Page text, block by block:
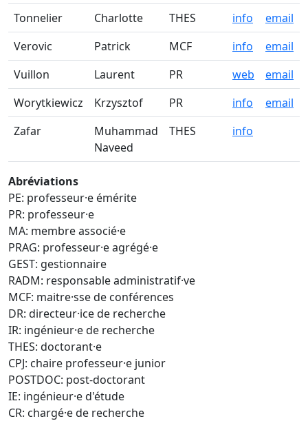
Tonnelier
Charlotte THES info email
Verovic
Patrick MCF info email
Vuillon
Laurent PR web email
Worytkiewicz
Krzysztof PR info email
Zafar
Muhammad
Naveed
THES info
Abréviations
PE: professeur·e émérite
PR: professeur·e
MA: membre associé·e
PRAG: professeur·e agrégé·e
GEST: gestionnaire
RADM: responsable administratif·ve
MCF: maitre·sse de conférences
DR: directeur·ice de recherche
IR: ingénieur·e de recherche
THES: doctorant·e
CPJ: chaire professeur·e junior
POSTDOC: post-doctorant
IE: ingénieur·e d'étude
CR: chargé·e de recherche